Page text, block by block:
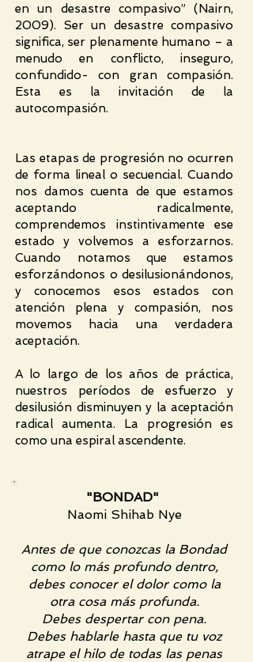
en un desastre compasivo” (Nairn,
2009). Ser un desastre compasivo
significa, ser plenamente humano – a
menudo en conflicto, inseguro,
confundido- con gran compasión.
Esta es la invitación de la
autocompasión.
Las etapas de progresión no ocurren
de forma lineal o secuencial. Cuando
nos damos cuenta de que estamos
aceptando radicalmente,
comprendemos instintivamente ese
estado y volvemos a esforzarnos.
Cuando notamos que estamos
esforzándonos o desilusionándonos,
y conocemos esos estados con
atención plena y compasión, nos
movemos hacia una verdadera
aceptación.
A lo largo de los años de práctica,
nuestros períodos de esfuerzo y
desilusión disminuyen y la aceptación
radical aumenta. La progresión es
como una espiral ascendente.
"BONDAD"
Naomi Shihab Nye
Antes de que conozcas la Bondad
como lo más profundo dentro,
debes conocer el dolor como la
otra cosa más profunda.
Debes despertar con pena.
Debes hablarle hasta que tu voz
atrape el hilo de todas las penas